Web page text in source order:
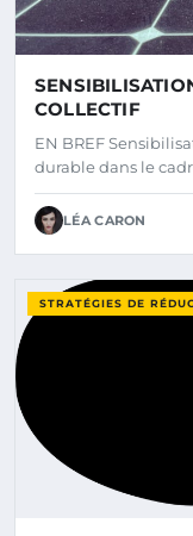
COLLECTIF
EN BREF
durable dans le
LÉA CARON
STRATÉGIES DE